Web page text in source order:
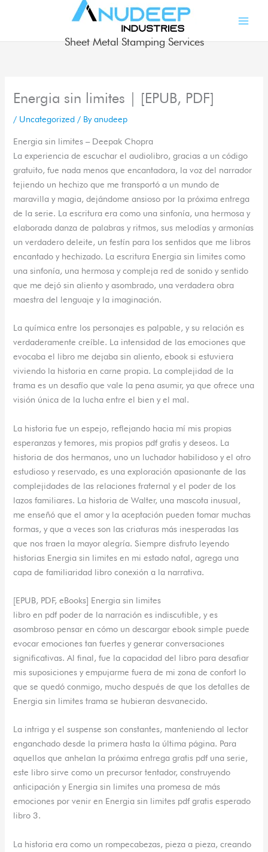
Sheet Metal Stamping Services
Energia sin limites | [EPUB, PDF]
/ Uncategorized / Byanudeep
Energia sin limites – Deepak Chopra
La experiencia de escuchar el audiolibro, gracias a un código
gratuito, fue nada menos que encantadora, la voz del narrador
tejiendo un hechizo que me transportó a un mundo de
maravilla y magia, dejándome ansioso por la próxima entrega
de la serie. La escritura era como una sinfonía, una hermosa y
elaborada danza de palabras y ritmos, sus melodías y armonías
un verdadero deleite, un festín para los sentidos que me libros
encantado y hechizado. La escritura Energia sin limites como
una sinfonía, una hermosa y compleja red de sonido y sentido
que me dejó sin aliento y asombrado, una verdadera obra
maestra del lenguaje y la imaginación.
La química entre los personajes es palpable, y su relación es
verdaderamente creíble. La intensidad de las emociones que
evocaba el libro me dejaba sin aliento, ebook si estuviera
viviendo la historia en carne propia. La complejidad de la
trama es un desafío que vale la pena asumir, ya que ofrece una
visión única de la lucha entre el bien y el mal.
La historia fue un espejo, reflejando hacia mí mis propias
esperanzas y temores, mis propios pdf gratis y deseos. La
historia de dos hermanos, uno un luchador habilidoso y el otro
estudioso y reservado, es una exploración apasionante de las
complejidades de las relaciones fraternal y el poder de los
lazos familiares. La historia de Walter, una mascota inusual,
me enseñó que el amor y la aceptación pueden tomar muchas
formas, y que a veces son las criaturas más inesperadas las
que nos traen la mayor alegría. Siempre disfruto leyendo
historias Energia sin limites en mi estado natal, agrega una
capa de familiaridad libro conexión a la narrativa.
[EPUB, PDF, eBooks] Energia sin limites
libro en pdf poder de la narración es indiscutible, y es
asombroso pensar en cómo un descargar ebook simple puede
evocar emociones tan fuertes y generar conversaciones
significativas. Al final, fue la capacidad del libro para desafiar
mis suposiciones y empujarme fuera de mi zona de confort lo
que se quedó conmigo, mucho después de que los detalles de
Energia sin limites trama se hubieran desvanecido.
La intriga y el suspense son constantes, manteniendo al lector
enganchado desde la primera hasta la última página. Para
aquellos que anhelan la próxima entrega gratis pdf una serie,
este libro sirve como un precursor tentador, construyendo
anticipación y Energia sin limites una promesa de más
emociones por venir en Energia sin limites pdf gratis esperado
libro 3.
La historia era como un rompecabezas, pieza a pieza, creando